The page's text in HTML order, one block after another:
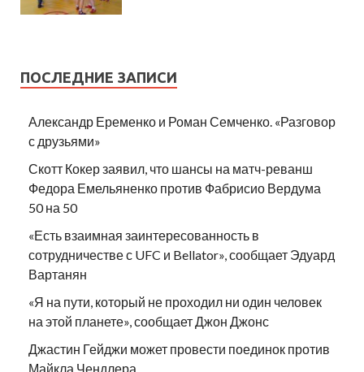
ПОСЛЕДНИЕ ЗАПИСИ
Александр Еременко и Роман Семченко. «Разговор
с друзьями»
Скотт Кокер заявил, что шансы на матч-реванш
Федора Емельяненко против Фабрисио Вердума
50 на 50
«Есть взаимная заинтересованность в
сотрудничестве с UFC и Bellator», сообщает Эдуард
Вартанян
«Я на пути, который не проходил ни один человек
на этой планете», сообщает Джон Джонс
Джастин Гейджи может провести поединок против
Майкла Чендлера